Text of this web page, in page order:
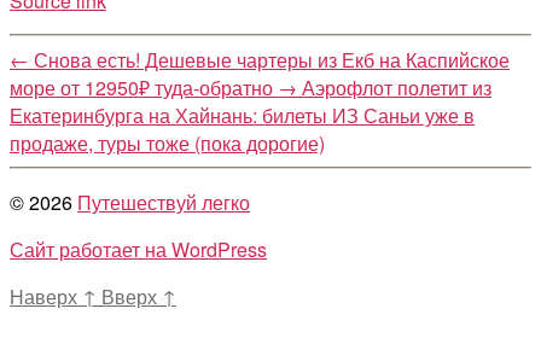
← Снова есть! Дешевые чартеры из Екб на Каспийское
море от 12950₽ туда-обратно → Аэрофлот полетит из
Екатеринбурга на Хайнань: билеты ИЗ Саньи уже в
продаже, туры тоже (пока дорогие)
© 2026 Путешествуй легко
Сайт работает на WordPress
Наверх ↑ Вверх ↑